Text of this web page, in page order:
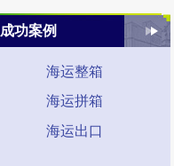
成功案例
海运整箱
海运拼箱
海运出口